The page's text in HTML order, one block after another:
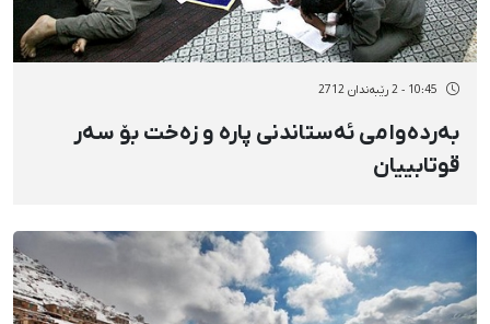
10:45 - 2 رێبەندان 2712
بەردەوامی ئەستاندنی پارە و زەخت بۆ سەر
قوتابییان